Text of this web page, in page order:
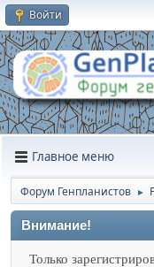
Войти
Главное меню
Форум Генпланистов ►
Внимание!
Только